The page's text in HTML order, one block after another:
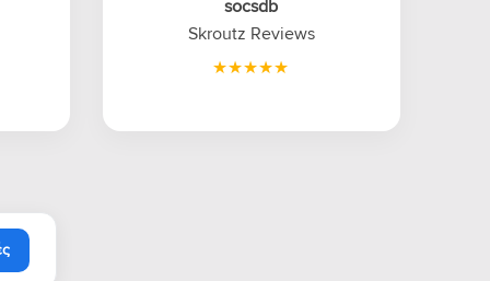
socsdb
Skroutz Reviews